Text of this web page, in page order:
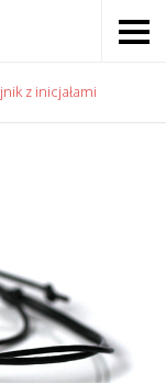
z inicjałami